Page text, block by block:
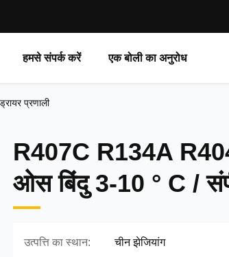
हमसे संपर्क करें एक बोली का अनुरोध
प्रणाली
R407C R134A
ओस बिंदु 3-10 ° C /
उत्पत्ति का स्थान: चीन झेजियांग